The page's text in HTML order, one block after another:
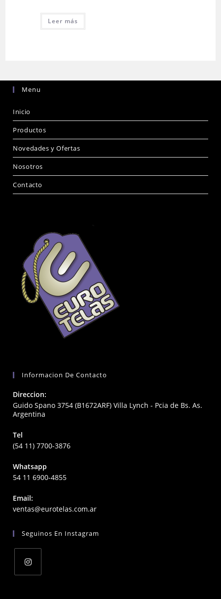
Leer más
Menu
Inicio
Productos
Novedades y Ofertas
Nosotros
Contacto
Informacion De Contacto
Direccion:
Guido Spano 3754 (B1672ARF) Villa Lynch - Pcia de Bs. As.
Argentina
Tel
(54 11) 7700-3876
Whatsapp
54 11 6900-4855
Email:
ventas@eurotelas.com.arOpens
application
Seguinos En Instagram